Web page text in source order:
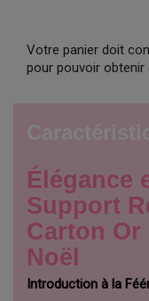
Votre panier doit
pour pouvoir
Élégance
Support
Carton
Noël
Introduction à la